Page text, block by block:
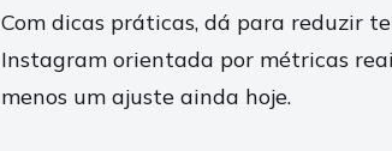
Com dicas práticas, dá para reduzir
Instagram orientada por métricas
menos um ajuste ainda hoje.